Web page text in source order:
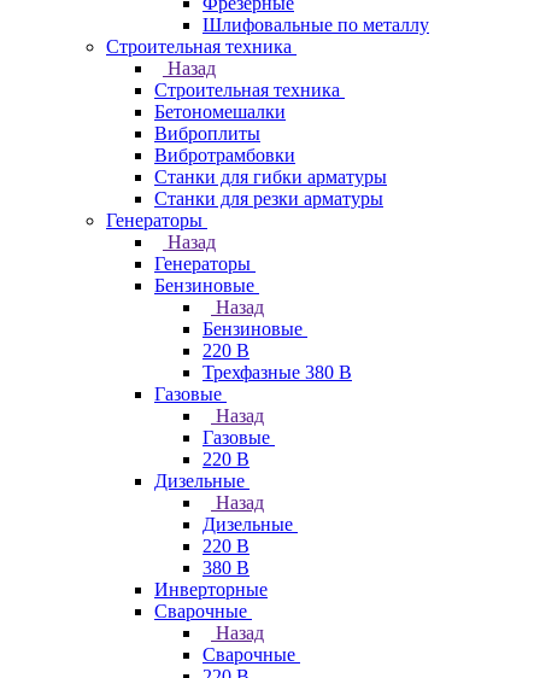
Шлифовальные по металлу
Строительная техника
Назад
Строительная техника
Бетономешалки
Виброплиты
Вибротрамбовки
Станки для гибки арматуры
Станки для резки арматуры
Генераторы
Назад
Генераторы
Бензиновые
Назад
Бензиновые
220 В
Трехфазные 380 В
Газовые
Назад
Газовые
220 В
Дизельные
Назад
Дизельные
220 В
380 В
Инверторные
Сварочные
Назад
Сварочные